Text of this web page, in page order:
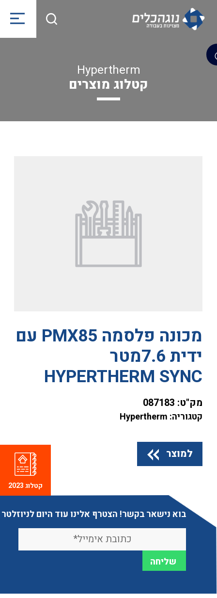
Hypertherm
קטלוג מוצרים
מכונה פלסמה PMX85 עם
ידית 7.6מטר
HYPERTHERM SYNC
מק"ט: 087183
קטגוריה: Hypertherm
למוצר
בוא נישאר בקשר! הצטרף אלינו עוד היום לניוזלטר
קטלוג 2023